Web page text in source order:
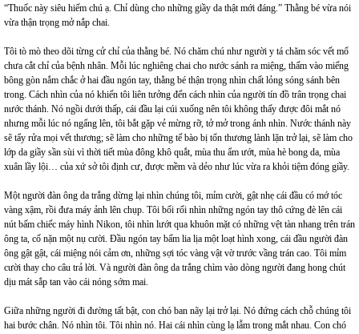
“Thuốc này siêu hiếm chú ạ. Chỉ dùng cho những giầy da thật mới đáng.” Thằng bé vừa nói
vừa thận trọng mở nắp chai.
Tôi tò mò theo dõi từng cử chỉ của thằng bé. Nó chăm chú như người y tá chăm sóc vết mổ
chưa cắt chỉ của bệnh nhân. Mỗi lúc nghiêng chai cho nước sánh ra miệng, thấm vào miếng
bông gòn nắm chắc ở hai đầu ngón tay, thằng bé thận trọng nhìn chất lỏng sóng sánh bên
trong. Cách nhìn của nó khiến tôi liên tưởng đến cách nhìn của người tín đồ trân trọng chai
nước thánh. Nó ngồi dưới thấp, cái đầu lại cúi xuống nên tôi không thấy được đôi mắt nó
nhưng mỗi lúc nó ngẩng lên, tôi bắt gặp vẻ mừng rỡ, tở mở trong ánh nhìn. Nước thánh này
sẽ tẩy rửa mọi vết thương; sẽ làm cho những tế bào bị tổn thương lành lặn trở lại, sẽ làm cho
lớp da giầy sần sùi vì thời tiết mùa đông khô quắt, mùa thu ẩm ướt, mùa hè bong da, mùa
xuân lầy lội… của xứ sở tôi định cư, được mềm và dẻo như lúc vừa ra khỏi tiệm đóng giầy.
Một người đàn ông da trắng dừng lại nhìn chúng tôi, mỉm cười, gật nhẹ cái đầu có mớ tóc
vàng xậm, rồi đưa máy ảnh lên chụp. Tôi bối rối nhìn những ngón tay thô cứng đè lên cái
nút bấm chiếc máy hình Nikon, tôi nhìn lướt qua khuôn mặt có những vệt tàn nhang trên trán
ông ta, cố nặn một nụ cười. Đầu ngón tay bấm lia lịa một loạt hình xong, cái đầu người đàn
ông gật gật, cái miệng nói cảm ơn, những sợi tóc vàng vật vờ trước vầng trán cao. Tôi mỉm
cười thay cho câu trả lời. Và người đàn ông da trắng chìm vào dòng người đang hong chút
dịu mát sắp tan vào cái nóng sớm mai.
Giữa những người đi đường tất bật, con chó ban nãy lại trở lại. Nó đứng cách chỗ chúng tôi
hai bước chân. Nó nhìn tôi. Tôi nhìn nó. Hai cái nhìn cùng lạ lẫm trong mắt nhau. Con chó